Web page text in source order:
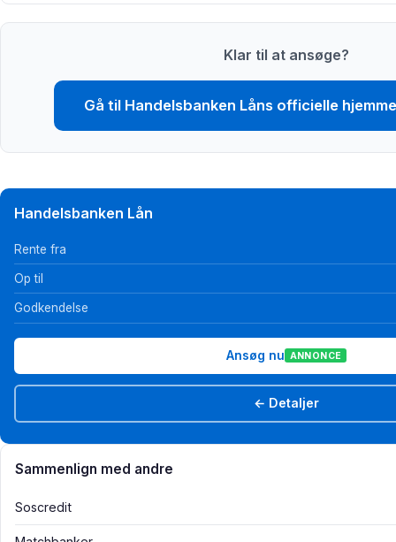
Klar til at ansøge?
Gå til Handelsbanken Låns officielle
Handelsbanken Lån
Rente fra
Op til
Godkendelse
Ansøg nu ANNONCE
← Detaljer
Sammenlign med andre
Soscredit